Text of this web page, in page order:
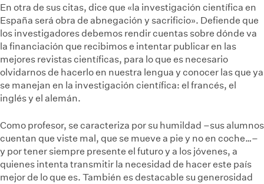
En otra de sus citas, dice que «la investigación científica en
España será obra de abnegación y sacrificio». Defiende que
los investigadores debemos rendir cuentas sobre dónde va
la financiación que recibimos e intentar publicar en las
mejores revistas científicas, para lo que es necesario
olvidarnos de hacerlo en nuestra lengua y conocer las que ya
se manejan en la investigación científica: el francés, el
inglés y el alemán.
Como profesor, se caracteriza por su humildad –sus alumnos
cuentan que viste mal, que se mueve a pie y no en coche…–
y por tener siempre presente el futuro y a los jóvenes, a
quienes intenta transmitir la necesidad de hacer este país
mejor de lo que es. También es destacable su generosidad